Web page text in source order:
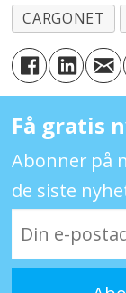
CARGONET
Få gratis
Abonner på
de siste